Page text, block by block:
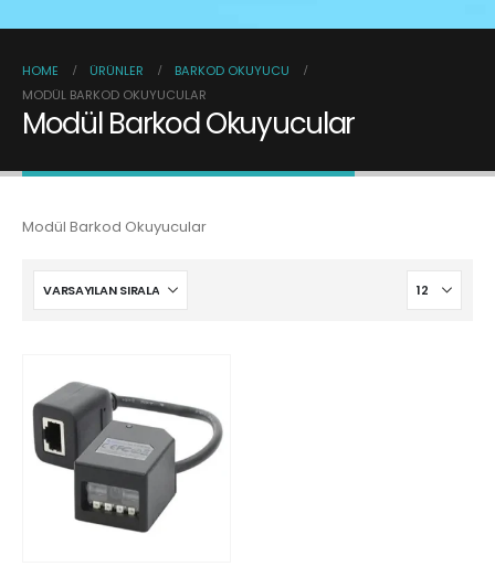
HOME ÜRÜNLER
BARKOD OKUYUCU
MODÜL BARKOD OKUYUCULAR
Modül Barkod Okuyucular
Modül Barkod Okuyucular